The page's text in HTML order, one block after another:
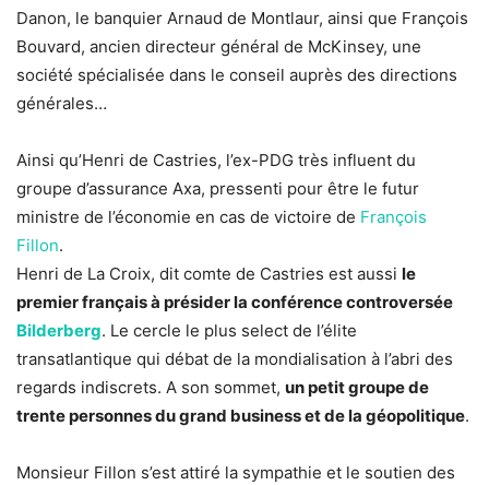
Danon, le banquier Arnaud de Montlaur, ainsi que François
Bouvard, ancien directeur général de McKinsey, une
société spécialisée dans le conseil auprès des directions
générales…
Ainsi qu’Henri de Castries, l’ex-PDG très influent du
groupe d’assurance Axa, pressenti pour être le futur
ministre de l’économie en cas de victoire de François
Fillon.
Henri de La Croix, dit comte de Castries est aussi le
premier français à présider la conférence controversée
Bilderberg. Le cercle le plus select de l’élite
transatlantique qui débat de la mondialisation à l’abri des
regards indiscrets. A son sommet, un petit groupe de
trente personnes du grand business et de la géopolitique.
Monsieur Fillon s’est attiré la sympathie et le soutien des